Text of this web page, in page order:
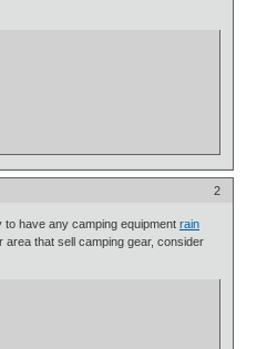
2
to have any camping equipmentrain
that sell camping gear, consider